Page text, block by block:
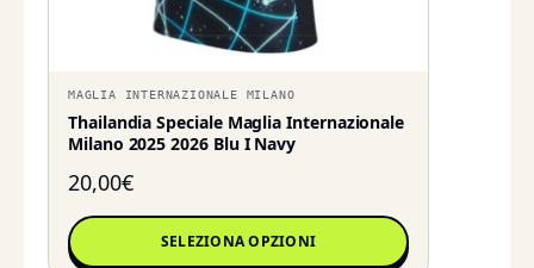
MAGLIA INTERNAZIONALE MILANO
Thailandia Speciale Maglia Internazionale
Milano 2025 2026 Blu I Navy
20,00€
SELEZIONA OPZIONI